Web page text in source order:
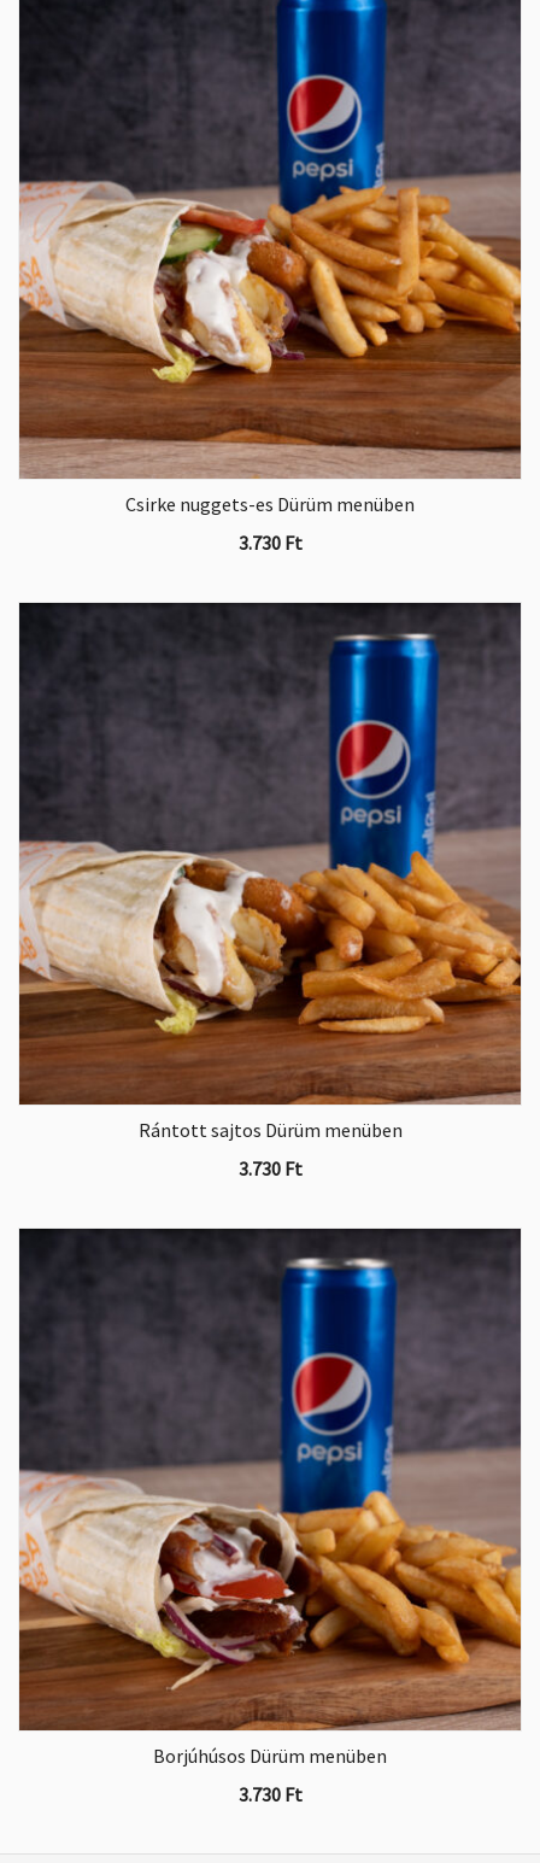
Csirke nuggets-es Dürüm menüben
3.730 Ft
Rántott sajtos Dürüm menüben
3.730 Ft
Borjúhúsos Dürüm menüben
3.730 Ft